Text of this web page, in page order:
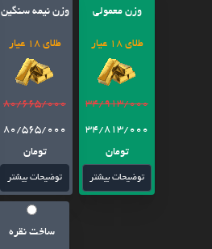
وزن معمولی
طلای 18 عیار
34/913/000
34/813/000
تومان
توضیحات بیشتر
وزن نیمه سنگین
طلای 18 عیار
80/665/000
80/565/000
تومان
توضیحات بیشتر
ساخت نقره